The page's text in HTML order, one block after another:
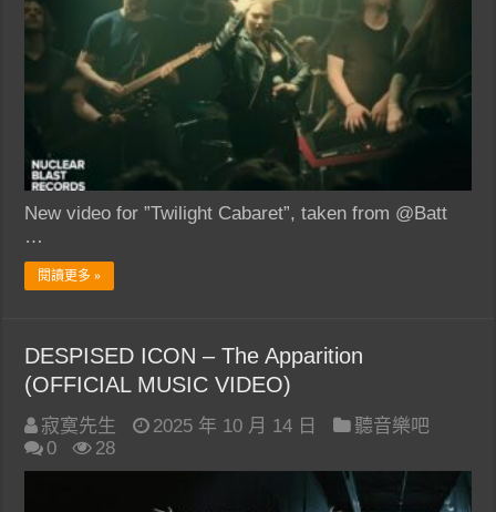
New video for ”Twilight Cabaret”, taken from @Batt
…
閱讀更多 »
DESPISED ICON – The Apparition
(OFFICIAL MUSIC VIDEO)
寂寞先生 2025 年 10 月 14 日
聽音樂吧
0
28